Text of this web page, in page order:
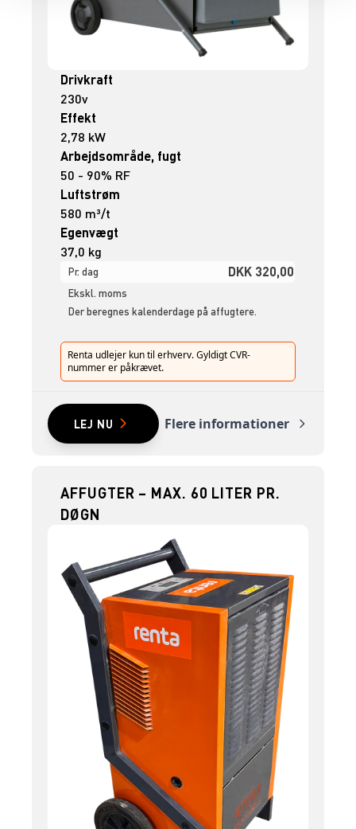
Drivkraft
230v
Effekt
2,78 kW
Arbejdsområde, fugt
50 - 90% RF
Luftstrøm
580 m³/t
Egenvægt
37,0 kg
Pr. dag DKK 320,00
Ekskl. moms
Der beregnes kalenderdage på affugtere.
Renta udlejer kun til erhverv. Gyldigt CVR-
nummer er påkrævet.
LEJ NU Flere informationer
AFFUGTER – MAX. 60 LITER PR.
DØGN